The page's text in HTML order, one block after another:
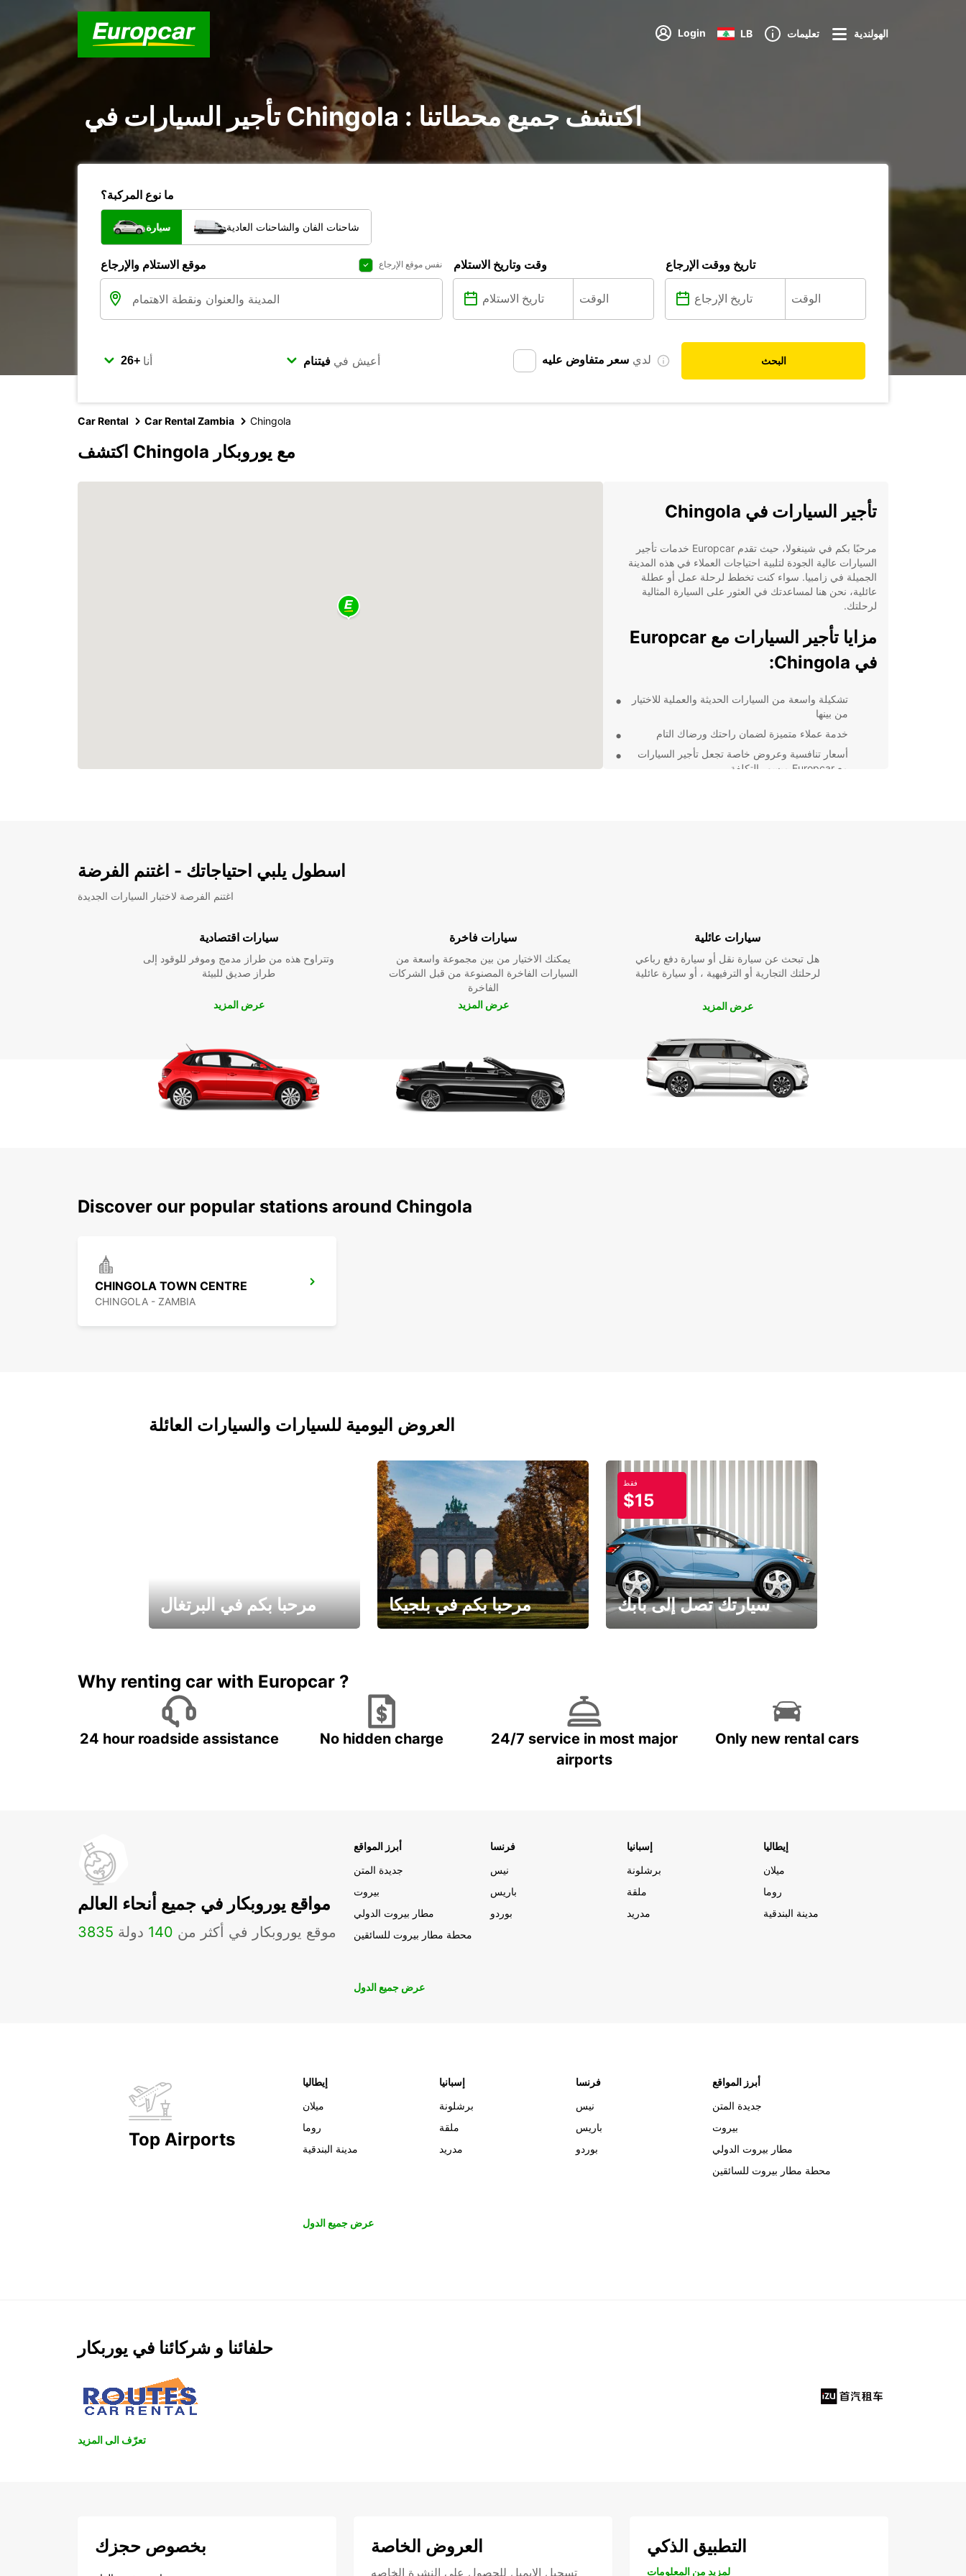
Login LB تعليمات الهولندية
تأجير السيارات في Chingola : اكتشف جميع محطاتنا
ما نوع المركبة؟
سيارة شاحنات الفان والشاحنات العادية
موقع الاستلام والإرجاع نفس موقع الإرجاع وقت وتاريخ الاستلام تاريخ ووقت الإرجاع
أنا أعيش في لدي سعر متفاوض عليه البحث
Car Rental Car Rental Zambia Chingola
اكتشف Chingola مع يوروبكار
تأجير السيارات في Chingola
مرحبًا بكم في شينغولا، حيث تقدم Europcar خدمات تأجير
السيارات عالية الجودة لتلبية احتياجات العملاء في هذه المدينة
الجميلة في زامبيا. سواء كنت تخطط لرحلة عمل أو عطلة
عائلية، نحن هنا لمساعدتك في العثور على السيارة المثالية
لرحلتك.
مزايا تأجير السيارات مع Europcar
في Chingola:
تشكيلة واسعة من السيارات الحديثة والعملية للاختيار
من بينها
خدمة عملاء متميزة لضمان راحتك ورضاك التام
أسعار تنافسية وعروض خاصة تجعل تأجير السيارات
مع Europcar ميسور التكلفة
اسطول يلبي احتياجاتك - اغتنم الفرضة
اغتنم الفرصة لاختبار السيارات الجديدة
سيارات اقتصادية
وتتراوح هذه من طراز مدمج وموفر للوقود إلى
طراز صديق للبيئة
عرض المزيد
سيارات فاخرة
يمكنك الاختيار من بين مجموعة واسعة من
السيارات الفاخرة المصنوعة من قبل الشركات
الفاخرة
عرض المزيد
سيارات عائلية
هل تبحث عن سيارة نقل أو سيارة دفع رباعي
لرحلتك التجارية أو الترفيهية ، أو سيارة عائلية
عرض المزيد
Discover our popular stations around Chingola
CHINGOLA TOWN CENTRE
CHINGOLA - ZAMBIA
العروض اليومية للسيارات والسيارات العائلة
مرحبا بكم في البرتغال مرحبا بكم في بلجيكا
فقط
$15
سيارتك تصل إلى بابك
Why renting car with Europcar ?
24 hour roadside assistance No hidden charge
24/7 service in most major
airports
Only new rental cars
مواقع يوروبكار في جميع أنحاء العالم
3835 موقع يوروبكار في أكثر من 140 دولة
أبرز المواقع
جديدة المتن
بيروت
مطار بيروت الدولي
محطة مطار بيروت للسائقين
فرنسا
نيس
باريس
بوردو
إسبانيا
برشلونة
ملقة
مدريد
إيطاليا
ميلان
روما
مدينة البندقية
عرض جميع الدول
Top Airports
إيطاليا
ميلان
روما
مدينة البندقية
إسبانيا
برشلونة
ملقة
مدريد
فرنسا
نيس
باريس
بوردو
أبرز المواقع
جديدة المتن
بيروت
مطار بيروت الدولي
محطة مطار بيروت للسائقين
عرض جميع الدول
حلفائنا و شركائنا في يوربكار
تعرّف الى المزيد
بخصوص حجزك العروض الخاصة
تسجيل الايميل للحصول علي النشرة الخاصه
التطبيق الذكي
لمزيد من المعلومات